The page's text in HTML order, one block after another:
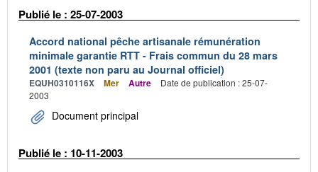
Publié le : 25-07-2003
Accord national pêche artisanale rémunération
minimale garantie RTT - Frais commun du 28 mars
2001 (texte non paru au Journal officiel)
EQUH0310116X Mer Autre
Date de publication : 25-07-
2003
Document principal
Publié le : 10-11-2003